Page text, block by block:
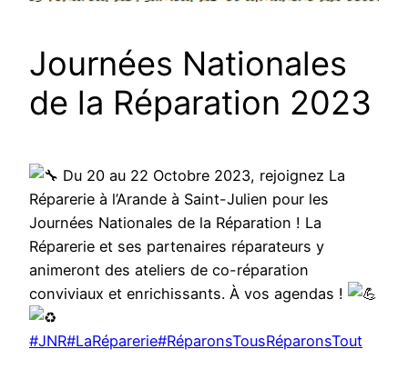
Journées Nationales
de la Réparation 2023
Du 20 au 22 Octobre 2023, rejoignez La
Réparerie à l’Arande à Saint-Julien pour les
Journées Nationales de la Réparation ! La
Réparerie et ses partenaires réparateurs y
animeront des ateliers de co-réparation
conviviaux et enrichissants. À vos agendas !
#JNR#LaRéparerie#RéparonsTousRéparonsTout